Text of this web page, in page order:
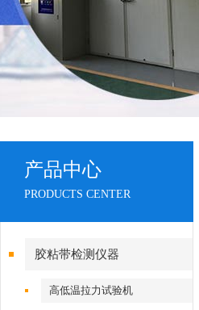
产品中心
PRODUCTS CENTER
胶粘带检测仪器
高低温拉力试验机